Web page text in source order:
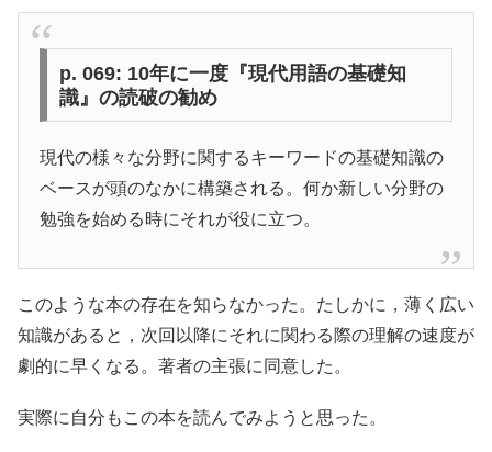
p. 069: 10年に一度『現代用語の基礎知
識』の読破の勧め
現代の様々な分野に関するキーワードの基礎知識の
ベースが頭のなかに構築される。何か新しい分野の
勉強を始める時にそれが役に立つ。
このような本の存在を知らなかった。たしかに，薄く広い
知識があると，次回以降にそれに関わる際の理解の速度が
劇的に早くなる。著者の主張に同意した。
実際に自分もこの本を読んでみようと思った。